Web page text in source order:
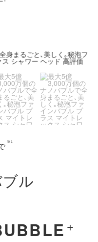
※1
ル
＋